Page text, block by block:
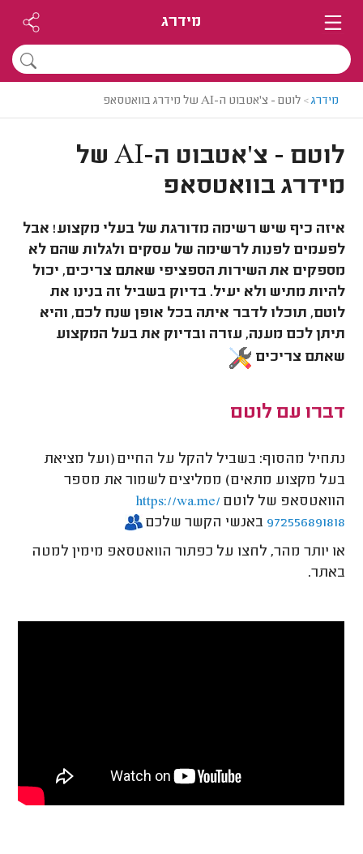
מידרג
מידרג> לוטם - צ'אטבוט ה-AI של מידרג בוואטסאפ
לוטם - צ'אטבוט ה-AI של
מידרג בוואטסאפ
איזה כיף שיש רשימה מדורגת של בעלי מקצוע! אבל
לפעמים לפנות לרשימה של עסקים ולגלות שהם לא
מספקים את השירות הספציפי שאתם צריכים, יכול
להיות מתיש ולא יעיל. בדיוק בשביל זה בנינו את
לוטם, תוכלו לדבר איתה בכל אופן שנח לכם, והיא
תיתן לכם מענה, עזרה ובדיוק את בעל המקצוע
שאתם צריכים
דברו עם לוטם
נתחיל מהסוף: בשביל להקל על החיים (ועל מציאת
בעל מקצוע מתאים) ממליצים לשמור את מספר
הוואטסאפ של לוטם https://wa.me/
972556891818 באנשי הקשר שלכם
או יותר מהר, לחצו על כפתור הוואטסאפ מימין למטה
באתר.